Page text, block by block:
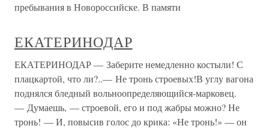
пребывания в Новороссийске. В памяти
ЕКАТЕРИНОДАР
ЕКАТЕРИНОДАР — Заберите немедленно костыли! С
плацкартой, что ли?..— Не тронь строевых!В углу вагона
поднялся бледный вольноопределяющийся-марковец.
— Думаешь, — строевой, его и под жабры можно? Не
тронь! — И, повысив голос до крика: «Не тронь!» — он